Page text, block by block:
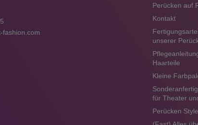
fashion.com
Perücken auf
Kontakt
unserer
Haarteile
Kleine
für Theater
Perücken